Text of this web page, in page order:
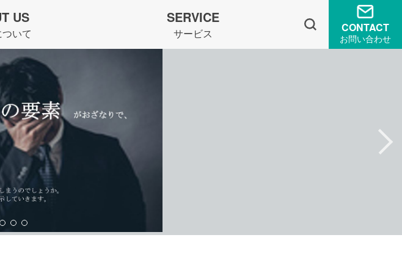
US
いて
SERVICE
サービス CONTACT
お問い合わせ